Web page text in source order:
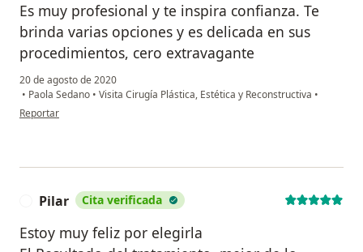
Es muy profesional y te inspira confianza. Te
brinda varias opciones y es delicada en sus
procedimientos, cero extravagante
20 de agosto de 2020
• Paola Sedano • Visita Cirugía Plástica, Estética y Reconstructiva •
en opinión del usuario Clara Botero
Reportar
Pilar Cita verificada
Estoy muy feliz por elegirla